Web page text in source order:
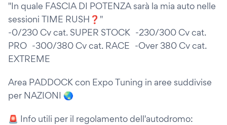
"In quale FASCIA DI POTENZA sarà la mia auto nelle
sessioni TIME RUSH❓"
-0/230 Cv cat. SUPER STOCK -230/300 Cv cat.
PRO -300/380 Cv cat. RACE -Over 380 Cv cat.
EXTREME
Area PADDOCK con Expo Tuning in aree suddivise
per NAZIONI 🌏
🚨 Info utili per il regolamento dell'autodromo: